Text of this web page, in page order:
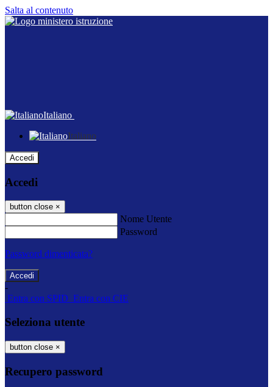
Salta al contenuto
Italiano
Italiano
Accedi
Accedi
button close ×
Nome Utente
Password
Password dimenticata?
-
Entra con SPID Entra con CIE
Seleziona utente
button close ×
Recupero password